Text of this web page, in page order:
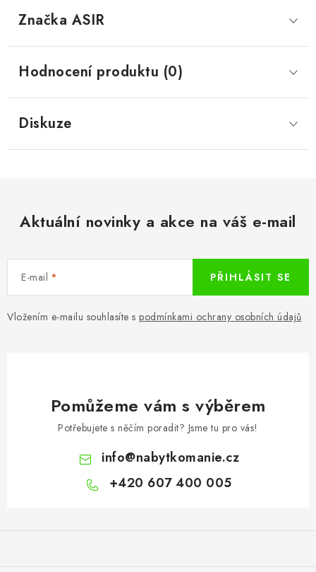
Značka ASIR
Hodnocení produktu (0)
Diskuze
Aktuální novinky a akce na váš e-mail
E-mail
Vložením e-mailu souhlasíte s podmínkami ochrany osobních údajů
PŘIHLÁSIT SE
Pomůžeme vám s výběrem
Potřebujete s něčím poradit? Jsme tu pro vás!
info@nabytkomanie.cz
+420 607 400 005